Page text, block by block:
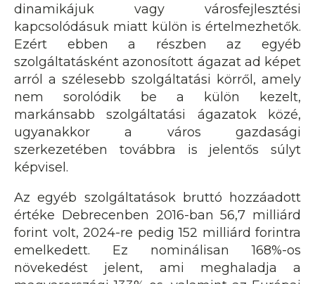
dinamikájuk vagy városfejlesztési
kapcsolódásuk miatt külön is értelmezhetők.
Ezért ebben a részben az egyéb
szolgáltatásként azonosított ágazat ad képet
arról a szélesebb szolgáltatási körről, amely
nem sorolódik be a külön kezelt,
markánsabb szolgáltatási ágazatok közé,
ugyanakkor a város gazdasági
szerkezetében továbbra is jelentős súlyt
képvisel.
Az egyéb szolgáltatások bruttó hozzáadott
értéke Debrecenben 2016-ban 56,7 milliárd
forint volt, 2024-re pedig 152 milliárd forintra
emelkedett. Ez nominálisan 168%-os
növekedést jelent, ami meghaladja a